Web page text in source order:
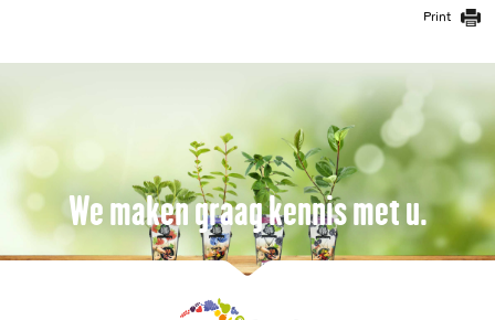
Print
We maken graag kennis met u.